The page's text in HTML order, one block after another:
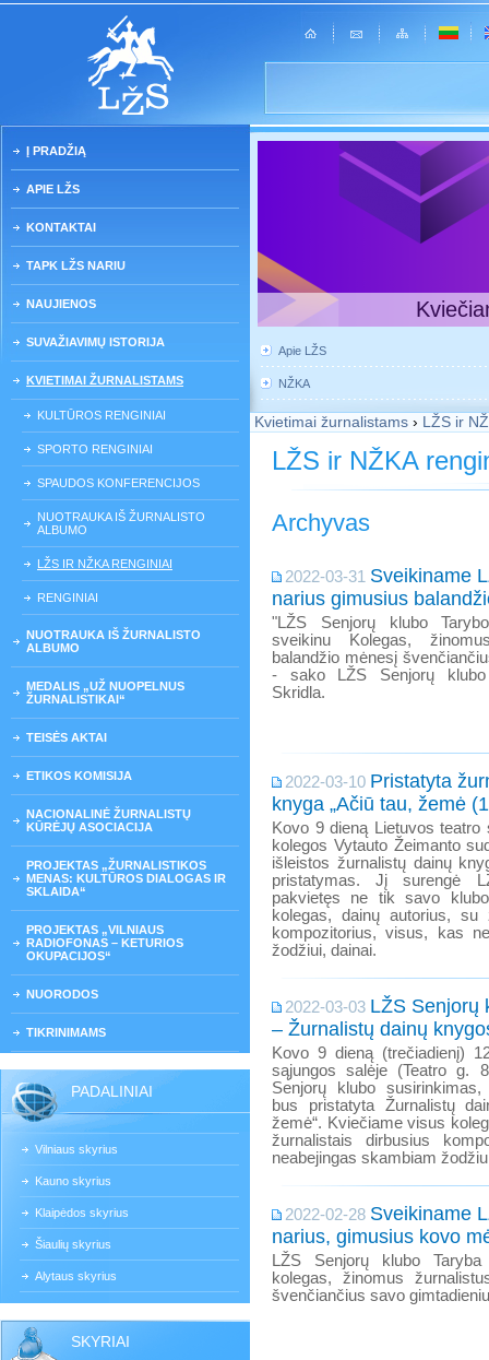
Į PRADŽIĄ
APIE LŽS
KONTAKTAI
TAPK LŽS NARIU
NAUJIENOS
SUVAŽIAVIMŲ ISTORIJA
KVIETIMAI ŽURNALISTAMS
KULTŪROS RENGINIAI
SPORTO RENGINIAI
SPAUDOS KONFERENCIJOS
NUOTRAUKA IŠ ŽURNALISTO
ALBUMO
LŽS IR NŽKA RENGINIAI
RENGINIAI
NUOTRAUKA IŠ ŽURNALISTO
ALBUMO
MEDALIS „UŽ NUOPELNUS
ŽURNALISTIKAI“
TEISĖS AKTAI
ETIKOS KOMISIJA
NACIONALINĖ ŽURNALISTŲ
KŪRĖJŲ ASOCIACIJA
PROJEKTAS „ŽURNALISTIKOS
MENAS: KULTŪROS DIALOGAS IR
SKLAIDA“
PROJEKTAS „VILNIAUS
RADIOFONAS – KETURIOS
OKUPACIJOS“
NUORODOS
TIKRINIMAMS
PADALINIAI
Vilniaus skyrius
Kauno skyrius
Klaipėdos skyrius
Šiaulių skyrius
Alytaus skyrius
SKYRIAI
Apie LŽS
NŽKA
Kvietimai žurnalistams › LŽS ir
LŽS ir NŽKA
Archyvas
2022-03-31 Sveikiname
narius gimusius
"LŽS Senjorų klubo
sveikinu Kolegas,
balandžio mėnesį
- sako LŽS Senjorų klubo
Skridla.
2022-03-10 Pristatyta
knyga „Ačiū tau, žemė
Kovo 9 dieną Lietuvos
kolegos Vytauto Žeimanto
išleistos žurnalistų dainų
pristatymas. Jį surengė
pakvietęs ne tik savo
kolegas, dainų autorius, su
kompozitorius, visus, kas
žodžiui, dainai.
2022-03-03 LŽS Senjorų
– Žurnalistų dainų
Kovo 9 dieną (trečiadienį)
sąjungos salėje (Teatro g.
Senjorų klubo
bus pristatyta Žurnalistų
žemė“. Kviečiame visus
žurnalistais dirbusius
neabejingas skambiam
2022-02-28 Sveikiname
narius, gimusius kovo
LŽS Senjorų klubo
kolegas, žinomus
švenčiančius savo